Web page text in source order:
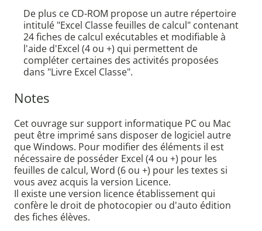
De plus ce CD-ROM propose un autre répertoire
intitulé "Excel Classe feuilles de calcul" contenant
24 fiches de calcul exécutables et modifiable à
l'aide d'Excel (4 ou +) qui permettent de
compléter certaines des activités proposées
dans "Livre Excel Classe".
Notes
Cet ouvrage sur support informatique PC ou Mac
peut être imprimé sans disposer de logiciel autre
que Windows. Pour modifier des éléments il est
nécessaire de posséder Excel (4 ou +) pour les
feuilles de calcul, Word (6 ou +) pour les textes si
vous avez acquis la version Licence.
Il existe une version licence établissement qui
confère le droit de photocopier ou d'auto édition
des fiches élèves.